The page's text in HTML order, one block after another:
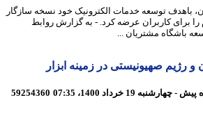
توسعه خدمات الکترونیک خود نسخه سازگار
برای کاربران عرضه کرد. - به گزارش روابط
مشتریان ...
صهیونیستی در زمینه ابزار
59254360